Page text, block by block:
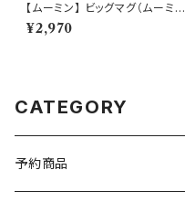
【ムーミン】 ビッグマグ（ムーミン
ハウス）【MM3200】MM3204
-35
¥2,970
CATEGORY
予約商品